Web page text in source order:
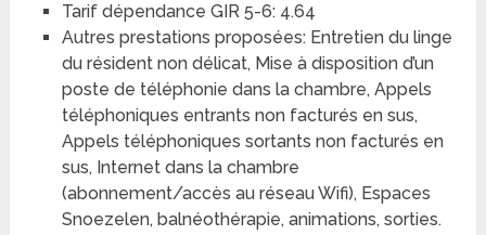
Tarif dépendance GIR 5-6: 4.64
Autres prestations proposées: Entretien du linge
du résident non délicat, Mise à disposition d’un
poste de téléphonie dans la chambre, Appels
téléphoniques entrants non facturés en sus,
Appels téléphoniques sortants non facturés en
sus, Internet dans la chambre
(abonnement/accès au réseau Wifi), Espaces
Snoezelen, balnéothérapie, animations, sorties.